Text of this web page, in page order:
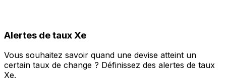
Alertes de taux Xe
Vous souhaitez savoir quand une devise atteint un
certain taux de change ? Définissez des alertes de taux
Xe.